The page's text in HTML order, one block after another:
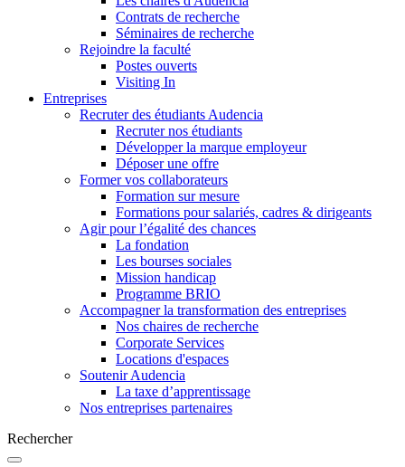
Contrats de recherche
Séminaires de recherche
Rejoindre la faculté
Postes ouverts
Visiting In
Entreprises
Recruter des étudiants Audencia
Recruter nos étudiants
Développer la marque employeur
Déposer une offre
Former vos collaborateurs
Formation sur mesure
Formations pour salariés, cadres & dirigeants
Agir pour l’égalité des chances
La fondation
Les bourses sociales
Mission handicap
Programme BRIO
Accompagner la transformation des entreprises
Nos chaires de recherche
Corporate Services
Locations d'espaces
Soutenir Audencia
La taxe d’apprentissage
Nos entreprises partenaires
Rechercher